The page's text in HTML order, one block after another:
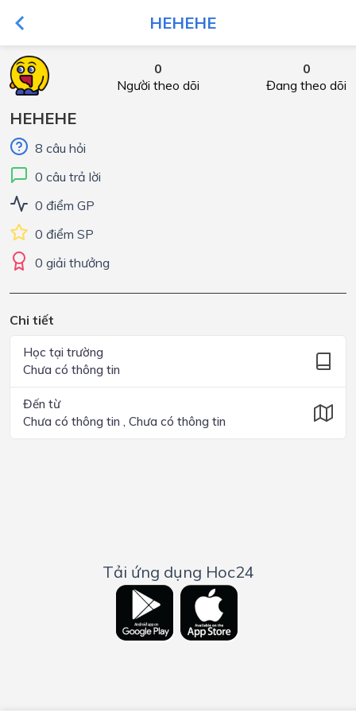
HEHEHE
0
Người theo dõi
0
Đang theo dõi
HEHEHE
8 câu hỏi
0 câu trả lời
0 điểm GP
0 điểm SP
0 giải thưởng
Chi tiết
Học tại trường
Chưa có thông tin
Đến từ
Chưa có thông tin , Chưa có thông tin
Tải ứng dụng Hoc24